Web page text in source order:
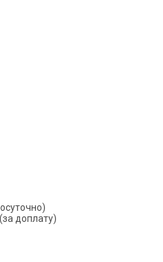
доплату)